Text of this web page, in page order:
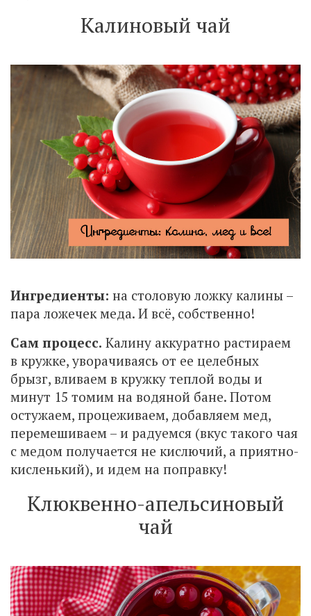
Калиновый чай
Ингредиенты: на столовую ложку калины –
пара ложечек меда. И всё, собственно!
Сам процесс. Калину аккуратно растираем
в кружке, уворачиваясь от ее целебных
брызг, вливаем в кружку теплой воды и
минут 15 томим на водяной бане. Потом
остужаем, процеживаем, добавляем мед,
перемешиваем – и радуемся (вкус такого чая
с медом получается не кислючий, а приятно-
кисленький), и идем на поправку!
Клюквенно-апельсиновый
чай